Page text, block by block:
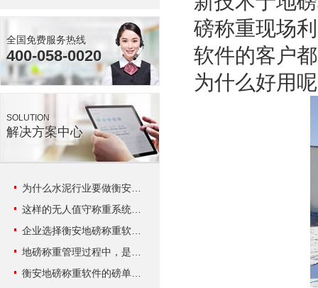
全国免费服务热线
400-058-0020
SOLUTION
解决方案中心
为什么水泥行业要做衡安地磅称重系统
这样的无人值守称重系统是企业想要的吗？
企业选择衡安地磅称重软件的原因？
地磅称重管理过程中，是否遇到这些情况？
衡安地磅称重软件的磅单格式是怎样的？
磅称重现场
软件的客户
为什么好用